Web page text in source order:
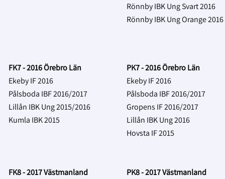
Rönnby IBK Ung Svart 2016
Rönnby IBK Ung Orange 2016
FK7 - 2016 Örebro Län
PK7 - 2016 Örebro Län
Ekeby IF 2016
Ekeby IF 2016
Pålsboda IBF 2016/2017
Pålsboda IBF 2016/2017
Lillån IBK Ung 2015/2016
Gropens IF 2016/2017
Kumla IBK 2015
Lillån IBK Ung 2016
Hovsta IF 2015
FK8 - 2017 Västmanland
PK8 - 2017 Västmanland